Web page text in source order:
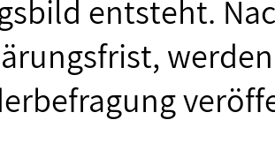
entsteht.